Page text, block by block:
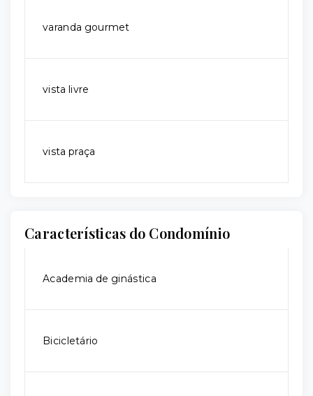
varanda gourmet
vista livre
vista praça
Características do Condomínio
Academia de ginástica
Bicicletário